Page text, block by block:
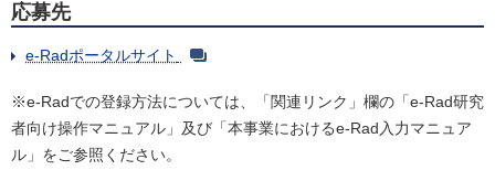
応募先
e-Radポータルサイト
※e-Radでの登録方法については、「関連リンク」欄の「e-Rad研究
者向け操作マニュアル」及び「本事業におけるe-Rad入力マニュア
ル」をご参照ください。